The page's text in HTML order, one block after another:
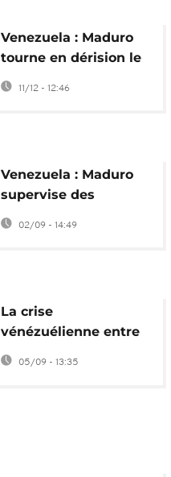
Venezuela : Maduro
tourne en dérision le
prix Nobel de la paix
11/12 - 12:46
Venezuela : Maduro
supervise des
exercices militaires en
02/09 - 14:49
La crise
vénézuélienne entre
tension avec les USA
05/09 - 13:35